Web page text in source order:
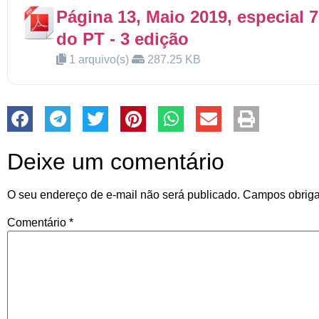
Página 13, Maio 2019, especial
do PT - 3 edição
1 arquivo(s) 287.25 KB
Deixe um comentário
O seu endereço de e-mail não será publicado. Campos
Comentário *